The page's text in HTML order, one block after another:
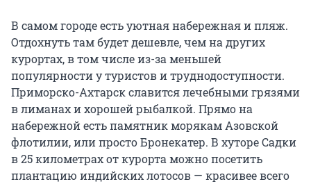
В самом городе есть уютная набережная и пляж.
Отдохнуть там будет дешевле, чем на других
курортах, в том числе из-за меньшей
популярности у туристов и труднодоступности.
Приморско-Ахтарск славится лечебными грязями
в лиманах и хорошей рыбалкой. Прямо на
набережной есть памятник морякам Азовской
флотилии, или просто Бронекатер. В хуторе Садки
в 25 километрах от курорта можно посетить
плантацию индийских лотосов — красивее всего